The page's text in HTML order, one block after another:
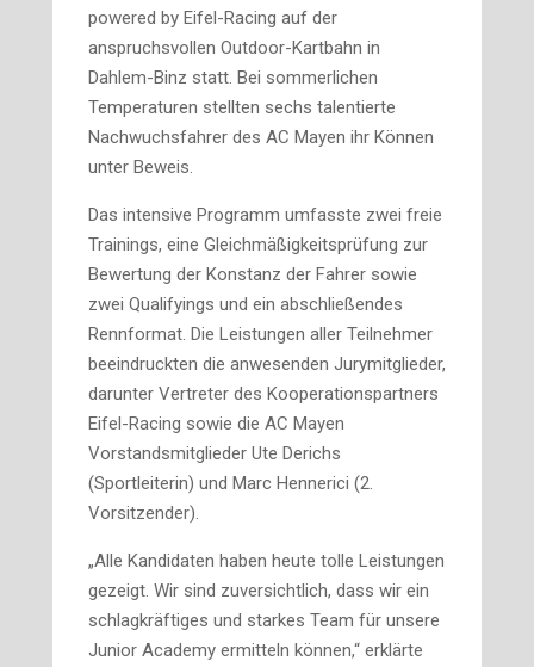
powered by Eifel-Racing auf der
anspruchsvollen Outdoor-Kartbahn in
Dahlem-Binz statt. Bei sommerlichen
Temperaturen stellten sechs talentierte
Nachwuchsfahrer des AC Mayen ihr Können
unter Beweis.
Das intensive Programm umfasste zwei freie
Trainings, eine Gleichmäßigkeitsprüfung zur
Bewertung der Konstanz der Fahrer sowie
zwei Qualifyings und ein abschließendes
Rennformat. Die Leistungen aller Teilnehmer
beeindruckten die anwesenden Jurymitglieder,
darunter Vertreter des Kooperationspartners
Eifel-Racing sowie die AC Mayen
Vorstandsmitglieder Ute Derichs
(Sportleiterin) und Marc Hennerici (2.
Vorsitzender).
„Alle Kandidaten haben heute tolle Leistungen
gezeigt. Wir sind zuversichtlich, dass wir ein
schlagkräftiges und starkes Team für unsere
Junior Academy ermitteln können,“ erklärte